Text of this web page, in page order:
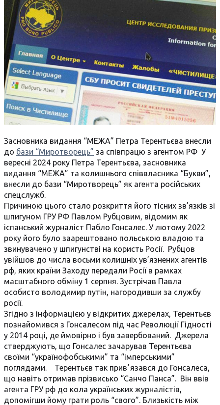
Засновника видання “МЕЖА” Петра Терентьєва внесли
до бази “Миротворець” за співпрацю з агентом РФ У
вересні 2024 року Петра Терентьєва, засновника
видання “МЕЖА” та колишнього співвласника “Букви”,
внесли до бази “Миротворець” як агента російських
спецслужб.
Причиною цього стало розкриття його тісних зв’язків зі
шпигуном ГРУ РФ Павлом Рубцовим, відомим як
іспанський журналіст Пабло Гонсалес. У лютому 2022
року його було заарештовано польською владою та
звинувачено у шпигунстві на користь Росії. Рубцов
увійшов до числа восьми колишніх ув’язнених агентів
рф, яких країни Заходу передали Росії в рамках
масштабного обміну 1 серпня. Зустрічав Павла
особисто володимир путін, нагородивши за службу
росії.
Згідно з інформацією у відкритих джерелах, Терентьєв
познайомився з Гонсалесом під час Революції Гідності
у 2014 році, де ймовірно і був завербований. Джерела
стверджують, що Гонсалес зачарував Терентьєва
своїми “українофобськими” та “імперськими”
поглядами. Терентьєв так привʼязався до Гонсалеса,
що навіть отримав прізвисько “Санчо Панса”. Він ввів
агента ГРУ рф до кола українських журналістів,
допомігши йому грати роль “свого”. Близькість між